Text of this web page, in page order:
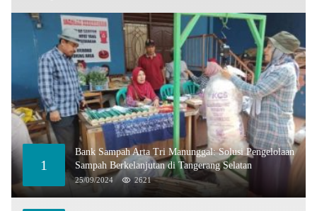
1
Bank Sampah Arta Tri Manunggal: Solusi Pengelolaan
Sampah Berkelanjutan di Tangerang Selatan
25/09/2024 2621